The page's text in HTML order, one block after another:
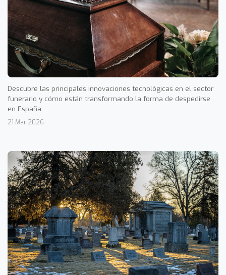
Descubre las principales innovaciones tecnológicas en el sector
funerario y cómo están transformando la forma de despedirse
en España.
21 Mar 2026